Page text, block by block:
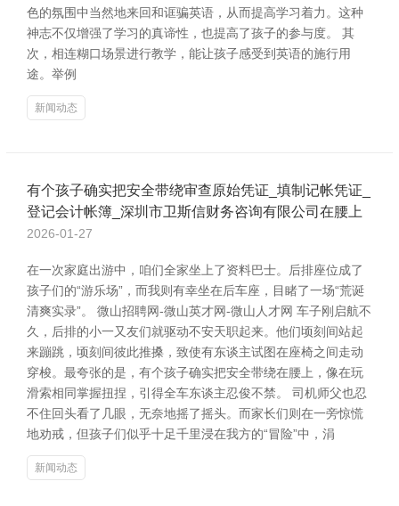
色的氛围中当然地来回和诓骗英语，从而提高学习着力。这种
神志不仅增强了学习的真谛性，也提高了孩子的参与度。 其
次，相连糊口场景进行教学，能让孩子感受到英语的施行用
途。举例
新闻动态
有个孩子确实把安全带绕审查原始凭证_填制记帐凭证_
登记会计帐簿_深圳市卫斯信财务咨询有限公司在腰上
2026-01-27
在一次家庭出游中，咱们全家坐上了资料巴士。后排座位成了
孩子们的“游乐场”，而我则有幸坐在后车座，目睹了一场“荒诞
清爽实录”。 微山招聘网-微山英才网-微山人才网 车子刚启航不
久，后排的小一又友们就驱动不安天职起来。他们顷刻间站起
来蹦跳，顷刻间彼此推搡，致使有东谈主试图在座椅之间走动
穿梭。最夸张的是，有个孩子确实把安全带绕在腰上，像在玩
滑索相同掌握扭捏，引得全车东谈主忍俊不禁。 司机师父也忍
不住回头看了几眼，无奈地摇了摇头。而家长们则在一旁惊慌
地劝戒，但孩子们似乎十足千里浸在我方的“冒险”中，涓
新闻动态